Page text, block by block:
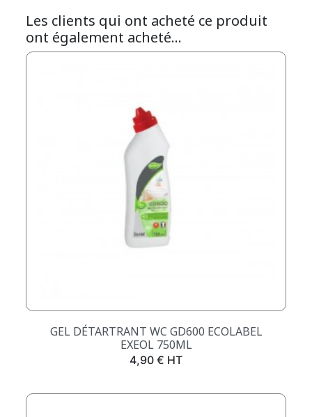
Les clients qui ont acheté ce produit
ont également acheté...
GEL DÉTARTRANT WC GD600 ECOLABEL
EXEOL 750ML
Prix
4,90 € HT